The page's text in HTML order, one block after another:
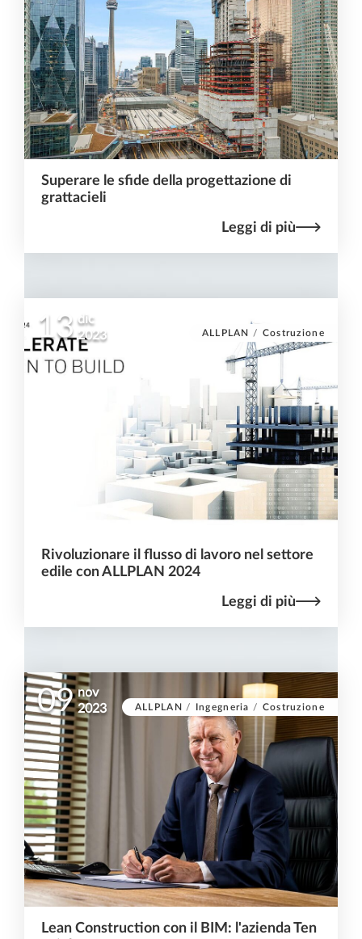
Superare le sfide della progettazione di
grattacieli
Leggi di più
ALLPLAN / Costruzione
13 dic
2023
Rivoluzionare il flusso di lavoro nel settore
edile con ALLPLAN 2024
Leggi di più
ALLPLAN / Ingegneria / Costruzione
09 nov
2023
Lean Construction con il BIM: l'azienda Ten